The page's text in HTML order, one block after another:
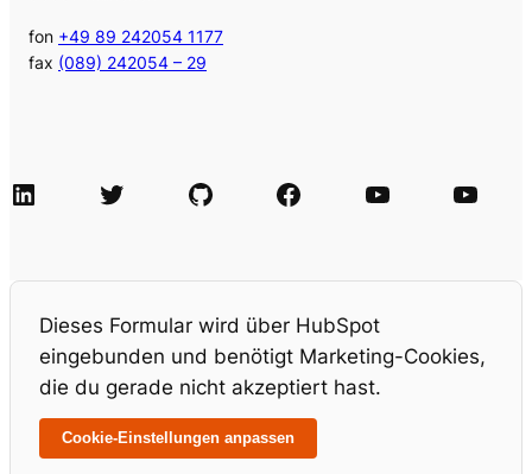
fon +49 89 242054 1177
fax (089) 242054 – 29
LinkedIn Twitter GitHub Facebook Agile Videos Tech-Videos
Dieses Formular wird über HubSpot
eingebunden und benötigt Marketing-Cookies,
die du gerade nicht akzeptiert hast.
Cookie-Einstellungen anpassen